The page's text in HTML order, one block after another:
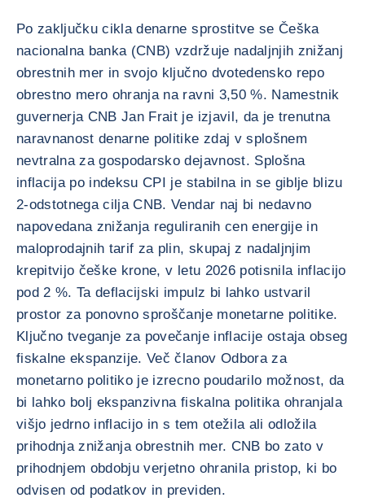
Po zaključku cikla denarne sprostitve se Češka
nacionalna banka (CNB) vzdržuje nadaljnjih znižanj
obrestnih mer in svojo ključno dvotedensko repo
obrestno mero ohranja na ravni 3,50 %. Namestnik
guvernerja CNB Jan Frait je izjavil, da je trenutna
naravnanost denarne politike zdaj v splošnem
nevtralna za gospodarsko dejavnost. Splošna
inflacija po indeksu CPI je stabilna in se giblje blizu
2-odstotnega cilja CNB. Vendar naj bi nedavno
napovedana znižanja reguliranih cen energije in
maloprodajnih tarif za plin, skupaj z nadaljnjim
krepitvijo češke krone, v letu 2026 potisnila inflacijo
pod 2 %. Ta deflacijski impulz bi lahko ustvaril
prostor za ponovno sproščanje monetarne politike.
Ključno tveganje za povečanje inflacije ostaja obseg
fiskalne ekspanzije. Več članov Odbora za
monetarno politiko je izrecno poudarilo možnost, da
bi lahko bolj ekspanzivna fiskalna politika ohranjala
višjo jedrno inflacijo in s tem otežila ali odložila
prihodnja znižanja obrestnih mer. CNB bo zato v
prihodnjem obdobju verjetno ohranila pristop, ki bo
odvisen od podatkov in previden.